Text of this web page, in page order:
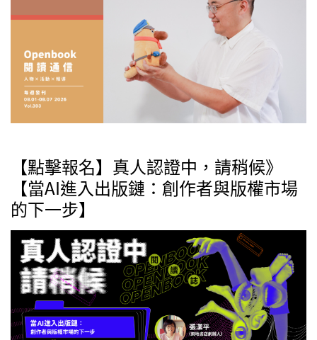
【點擊報名】真人認證中，請稍候》
【當AI進入出版鏈：創作者與版權市場
的下一步】